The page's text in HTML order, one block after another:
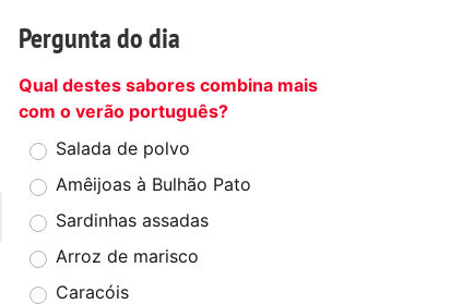
Pergunta do dia
Qual destes sabores combina mais
com o verão português?
Salada de polvo
Amêijoas à Bulhão Pato
Sardinhas assadas
Arroz de marisco
Caracóis